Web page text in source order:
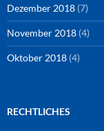
Dezember 2018 (7)
November 2018 (4)
Oktober 2018 (4)
RECHTLICHES